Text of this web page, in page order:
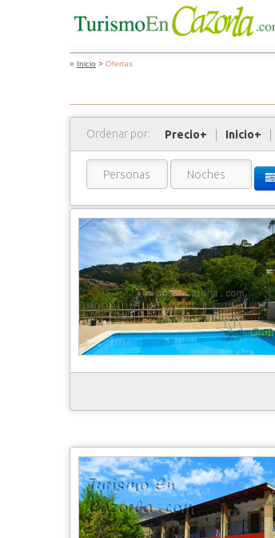
» Inicio > Ofertas
Ordenar por: Precio+ Inicio+